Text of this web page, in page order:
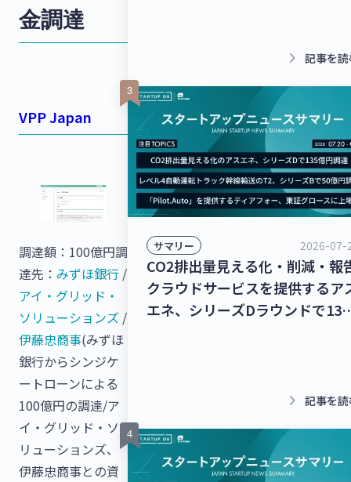
金調達
VPP Japan
調達額：100億円調
達先： みずほ銀行 /
アイ・グリッド・
ソリューションズ /
伊藤忠商事(みずほ
銀行からシンジケ
ートローンによる
100億円の調達/ア
イ・グリッド・ソ
リューションズ、
伊藤忠商事との資
達！【最新スタートアップニュ
keyboard_arrow_right 記事を
サマリー 2026-07-
CO2排出量見える化・削減・報
クラウドサービスを提供するア
エネ、シリーズDラウンドで135
円を調達！【最新スタートアッ
keyboard_arrow_right 記事を